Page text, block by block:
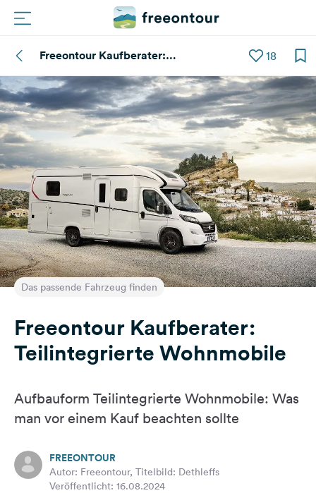
Plätze
Magazin
Partner
Registrieren
Einloggen
Newsletter
Feedback
Sprache:
Folge
Social
Media
Freeontour Kaufberater:
18
Das passende Fahrzeug finden
Freeontour Kaufberater:
Teilintegrierte Wohnmobile
Aufbauform Teilintegrierte Wohnmobile: Was
man vor einem Kauf beachten sollte
FREEONTOUR
Autor: Freeontour, Titelbild: Dethleffs
Veröffentlicht: 16.08.2024